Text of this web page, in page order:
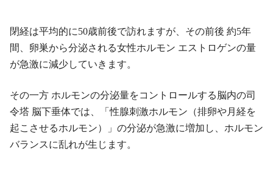
閉経は平均的に50歳前後で訪れますが、その前後 約5年
間、卵巣から分泌される女性ホルモン エストロゲンの量
が急激に減少していきます。
その一方 ホルモンの分泌量をコントロールする脳内の司
令塔 脳下垂体では、「性腺刺激ホルモン（排卵や月経を
起こさせるホルモン）」の分泌が急激に増加し、ホルモン
バランスに乱れが生じます。